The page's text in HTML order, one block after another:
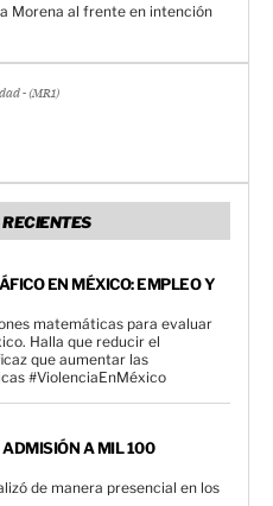
Morena al frente en intención
- (MR1)
EN MÉXICO: EMPLEO Y
matemáticas para evaluar
Halla que reducir el
que aumentar las
#ViolenciaEnMéxico
A MIL 100
de manera presencial en los